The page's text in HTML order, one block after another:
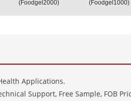
(Foodgel2000)
(Foodgel1000)